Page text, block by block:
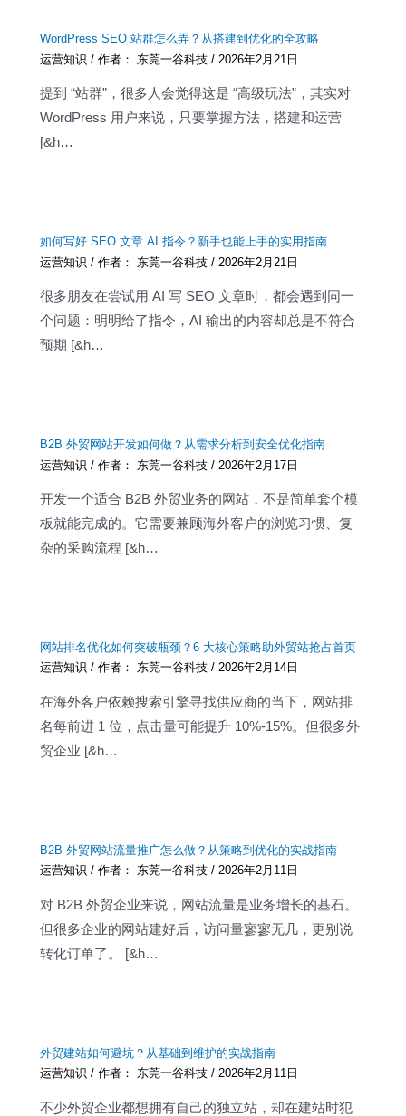
WordPress SEO 站群怎么弄？从搭建到优化的全攻略
运营知识 / 作者： 东莞一谷科技/ 2026年2月21日
提到 “站群”，很多人会觉得这是 “高级玩法”，其实对
WordPress 用户来说，只要掌握方法，搭建和运营
[&h…
如何写好 SEO 文章 AI 指令？新手也能上手的实用指南
运营知识 / 作者： 东莞一谷科技/ 2026年2月21日
很多朋友在尝试用 AI 写 SEO 文章时，都会遇到同一
个问题：明明给了指令，AI 输出的内容却总是不符合
预期 [&h…
B2B 外贸网站开发如何做？从需求分析到安全优化指南
运营知识 / 作者： 东莞一谷科技/ 2026年2月17日
开发一个适合 B2B 外贸业务的网站，不是简单套个模
板就能完成的。它需要兼顾海外客户的浏览习惯、复
杂的采购流程 [&h…
网站排名优化如何突破瓶颈？6 大核心策略助外贸站抢占首页
运营知识 / 作者： 东莞一谷科技/2026年2月14日
在海外客户依赖搜索引擎寻找供应商的当下，网站排
名每前进 1 位，点击量可能提升 10%-15%。但很多外
贸企业 [&h…
B2B 外贸网站流量推广怎么做？从策略到优化的实战指南
运营知识 / 作者： 东莞一谷科技/2026年2月11日
对 B2B 外贸企业来说，网站流量是业务增长的基石。
但很多企业的网站建好后，访问量寥寥无几，更别说
转化订单了。 [&h…
外贸建站如何避坑？从基础到维护的实战指南
运营知识 / 作者： 东莞一谷科技/2026年2月11日
不少外贸企业都想拥有自己的独立站，却在建站时犯